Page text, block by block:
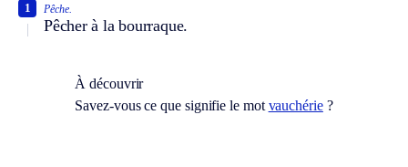
Pêche.
Pêcher à la bourraque.
1
À découvrir
Savez-vous ce que signifie le mot vauchérie?